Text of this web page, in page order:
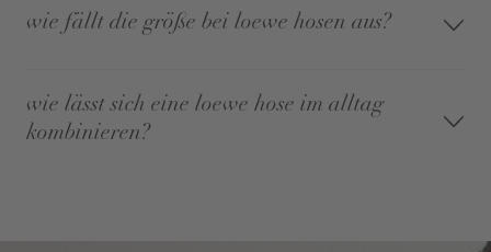
wie fällt die größe bei loewe hosen aus?
wie lässt sich eine loewe hose im alltag
kombinieren?